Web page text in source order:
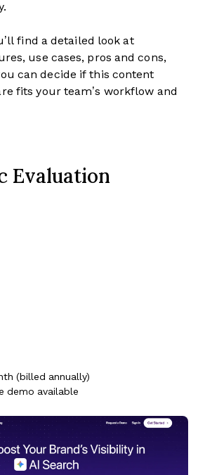
find a detailed look at
use cases, pros and cons,
can decide if this content
fits your team’s workflow and
Evaluation
(billed annually)
demo available